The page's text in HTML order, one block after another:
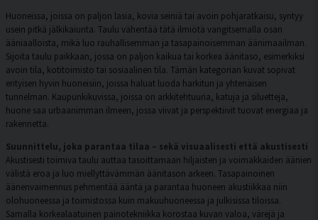
Huoneissa, joissa on paljon lasia, kovia seiniä tai avoin pohjaratkaisu, syntyy
usein pitkä jälkikaiunta. Taulu vähentää tätä ilmiötä vangitsemalla osan
ääniaalloista, mikä luo rauhallisemman ja tasapainoisemman äänimaailman.
Sijoita taulu paikkaan, jossa on paljon kaikua tai korkea äänitaso, esimerkiksi
avoin tila, kotitoimisto tai sosiaalinen tila. Tämän kategorian kuvat sopivat
erityisen hyvin huoneisiin, joissa haluat luoda harkitun ja yhtenäisen
tunnelman. Kaupunkikuvissa, joissa on arkkitehtuuria, katuja ja siluetteja,
huone saa urbaanimman ilmeen, jossa viivat ja perspektiivit tuovat energiaa ja
rakennetta.
Suunnittelu, joka parantaa tilaa – sekä visuaalisesti että akustisesti
Akustisesti toimiva taulu auttaa tasoittamaan hiljaisten ja voimakkaiden äänien
välistä eroa ja luo miellyttävämmän äänitason arkeen. Tasapainoinen
äänenvaimennus pehmentää ääntä ja parantaa huoneen akustiikkaa niin
olohuoneessa ja toimistossa kuin makuuhuoneessa ja julkisissa tiloissa.
Samalla korkealaatuinen painotekniikka korostaa kuvan valoa, värejä ja